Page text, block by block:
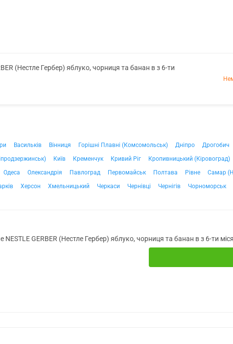
(Нестле Гербер) яблуко, чорниця та банан в з 6-ти
Васильків Вінниця Горішні Плавні (Комсомольськ) Дніпро Дрогобич
Київ Кременчук Кривий Ріг Кропивницький (Кіровоград)
Одеса Олександрія Павлоград Первомайськ Полтава Рівне Самар
Херсон Хмельницький Черкаси Чернівці Чернігів Чорноморськ
GERBER (Нестле Гербер) яблуко, чорниця та банан в з 6-ти